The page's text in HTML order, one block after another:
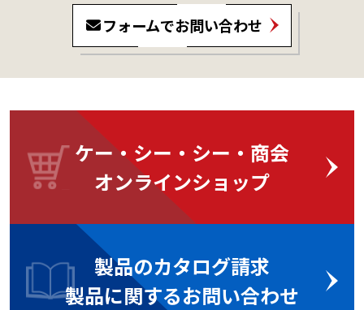
フォームでお問い合わせ
ケー・シー・シー・商会
オンラインショップ
製品のカタログ請求
製品に関するお問い合わせ